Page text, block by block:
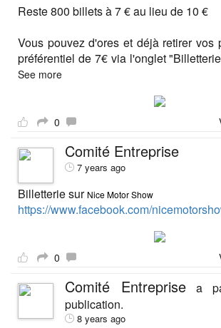
Reste 800 billets à 7 € au lieu de 10 €
Vous pouvez d'ores et déjà retirer vos
préférentiel de 7€ via l'onglet
See more
0
Comité Entreprise
7 years ago
Billetterie sur Nice Motor Show
https://www.facebook.com/
0
Comité Entreprise a
publication.
8 years ago